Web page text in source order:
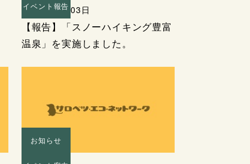
イベント報告
2026年03月03日
【報告】「スノーハイキング豊富
温泉」を実施しました。
お知らせ